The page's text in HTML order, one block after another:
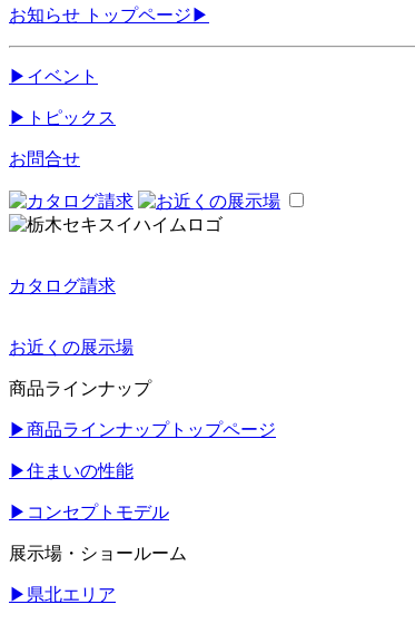
お知らせ トップページ ▶
▶ イベント
▶ トピックス
お問合せ
カタログ請求
お近くの展示場
商品ラインナップ
▶商品ラインナップトップページ
▶住まいの性能
▶ コンセプトモデル
展示場・ショールーム
▶ 県北エリア